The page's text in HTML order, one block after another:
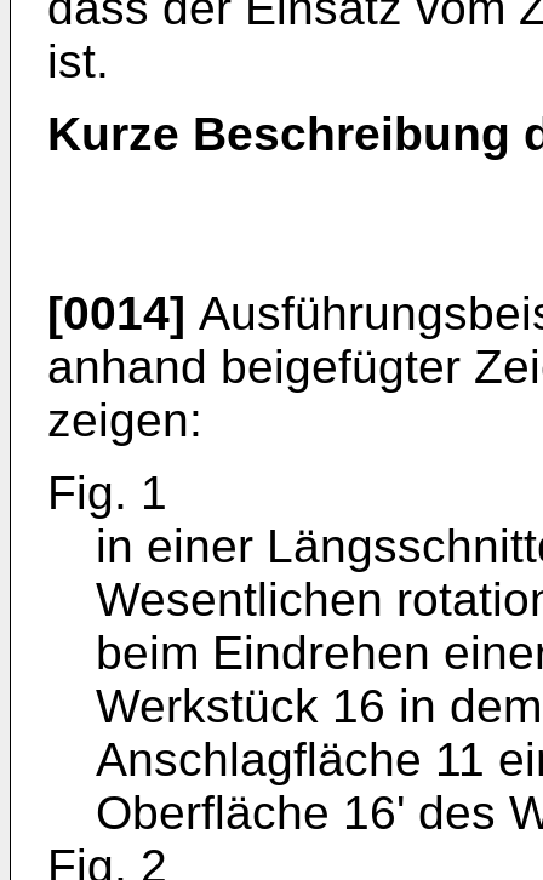
ist.
Kurze Beschreibung
[0014]
anhand beigefügter
zeigen:
Fig. 1
in einer
Wesentlichen
beim Eindrehen
Werkstück 16 in
Anschlagfläche 11
Oberfläche 16' des
Fig. 2